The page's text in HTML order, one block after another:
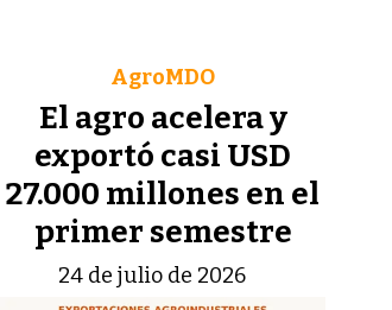
El agro acelera y
exportó casi USD
27.000 millones en el
primer semestre
AgroMDO
24 de julio de 2026